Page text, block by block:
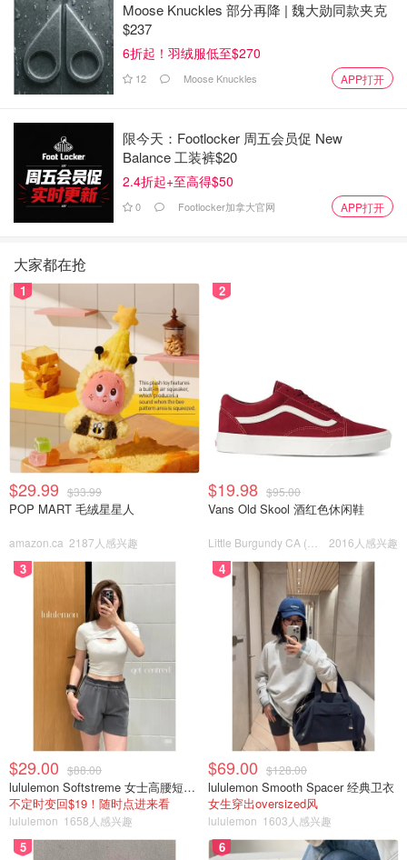
Moose Knuckles 部分再降 | 魏大勋同款夹克
$237
6折起！羽绒服低至$270
12 Moose Knuckles APP打开
限今天：Footlocker 周五会员促 New
Balance 工装裤$20
2.4折起+至高得$50
0 Footlocker加拿大官网 APP打开
大家都在抢
1
$29.99 $33.99
POP MART 毛绒星星人
amazon.ca 2187人感兴趣
2
$19.98 $95.00
Vans Old Skool 酒红色休闲鞋
2016人感兴趣
3
$29.00 $88.00
lululemon Softstreme 女士高腰短裤 10cm
不定时变回$19！随时点进来看
lululemon 1658人感兴趣
4
$69.00 $128.00
lululemon Smooth Spacer 经典卫衣
女生穿出oversized风
lululemon 1603人感兴趣
5 6